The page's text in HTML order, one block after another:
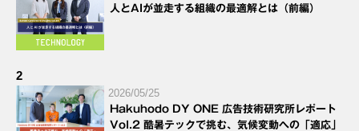
人とAIが並走する組織の最適解とは（前編）
2
2026/05/25
Hakuhodo DY ONE 広告技術研究所レポート
Vol.2 酷暑テックで挑む、気候変動への「適応」